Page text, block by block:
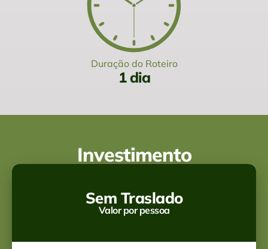
Duração do Roteiro
1 dia
Investimento
Sem Traslado
Valor por pessoa